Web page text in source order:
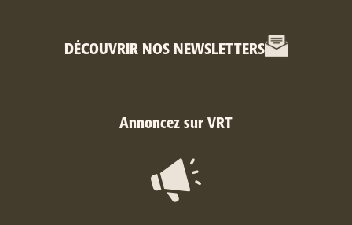
DÉCOUVRIR NOS NEWSLETTERS
Annoncez sur VRT